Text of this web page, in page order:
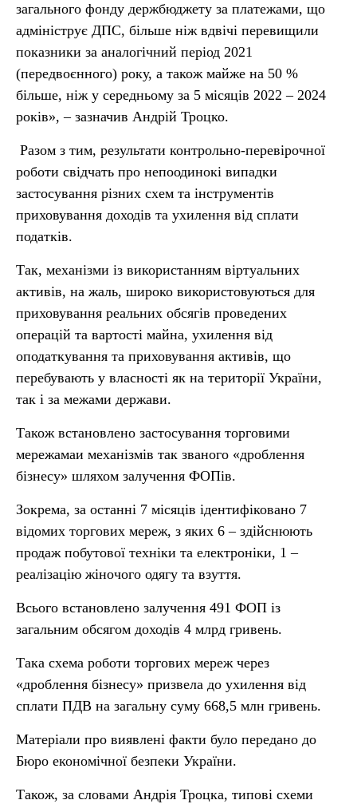
загального фонду держбюджету за платежами, що
адмініструє ДПС, більше ніж вдвічі перевищили
показники за аналогічний період 2021
(передвоєнного) року, а також майже на 50 %
більше, ніж у середньому за 5 місяців 2022 – 2024
років», – зазначив Андрій Троцко.
Разом з тим, результати контрольно-перевірочної
роботи свідчать про непоодинокі випадки
застосування різних схем та інструментів
приховування доходів та ухилення від сплати
податків.
Так, механізми із використанням віртуальних
активів, на жаль, широко використовуються для
приховування реальних обсягів проведених
операцій та вартості майна, ухилення від
оподаткування та приховування активів, що
перебувають у власності як на території України,
так і за межами держави.
Також встановлено застосування торговими
мережамаи механізмів так званого «дроблення
бізнесу» шляхом залучення ФОПів.
Зокрема, за останні 7 місяців ідентифіковано 7
відомих торгових мереж, з яких 6 – здійснюють
продаж побутової техніки та електроніки, 1 –
реалізацію жіночого одягу та взуття.
Всього встановлено залучення 491 ФОП із
загальним обсягом доходів 4 млрд гривень.
Така схема роботи торгових мереж через
«дроблення бізнесу» призвела до ухилення від
сплати ПДВ на загальну суму 668,5 млн гривень.
Матеріали про виявлені факти було передано до
Бюро економічної безпеки України.
Також, за словами Андрія Троцка, типові схеми